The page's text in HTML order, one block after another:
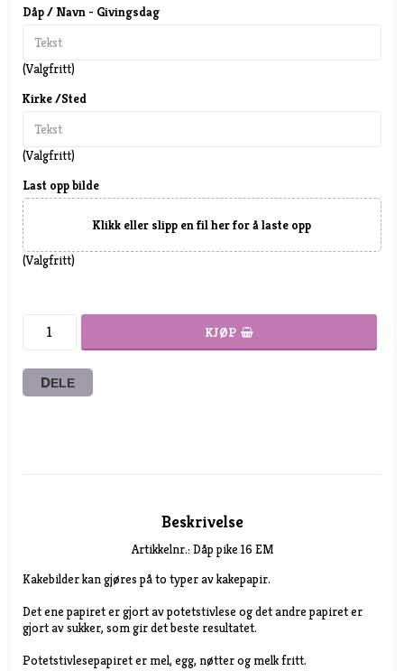
Dåp / Navn - Givingsdag
(Valgfritt)
Kirke /Sted
(Valgfritt)
Last opp bilde
Klikk eller slipp en fil her for å laste opp
(Valgfritt)
KJØP
DELE
Beskrivelse
Artikkelnr.: Dåp pike 16 EM
Kakebilder kan gjøres på to typer av kakepapir.
Det ene papiret er gjort av potetstivlese og det andre papiret er
gjort av sukker, som gir det beste resultatet.
Potetstivlesepapiret er mel, egg, nøtter og melk fritt.